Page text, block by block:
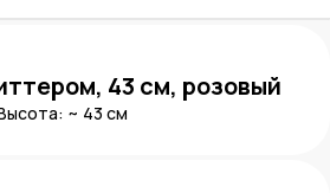
43 см, розовый
~ 43 см